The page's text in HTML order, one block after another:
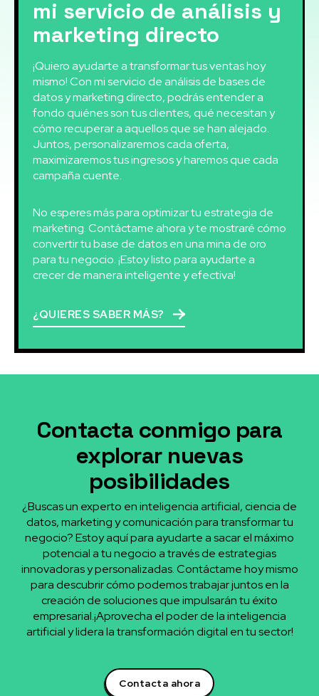
mi servicio de análisis y
marketing directo
¡Quiero ayudarte a transformar tus ventas hoy
mismo! Con mi servicio de análisis de bases de
datos y marketing directo, podrás entender a
fondo quiénes son tus clientes, qué necesitan y
cómo recuperar a aquellos que se han alejado.
Juntos, personalizaremos cada oferta,
maximizaremos tus ingresos y haremos que cada
campaña cuente.
No esperes más para optimizar tu estrategia de
marketing. Contáctame ahora y te mostraré cómo
convertir tu base de datos en una mina de oro
para tu negocio. ¡Estoy listo para ayudarte a
crecer de manera inteligente y efectiva!
¿QUIERES SABER MÁS?
Contacta conmigo para
explorar nuevas
posibilidades
¿Buscas un experto en inteligencia artificial, ciencia de
datos, marketing y comunicación para transformar tu
negocio? Estoy aquí para ayudarte a sacar el máximo
potencial a tu negocio a través de estrategias
innovadoras y personalizadas. Contáctame hoy mismo
para descubrir cómo podemos trabajar juntos en la
creación de soluciones que impulsarán tu éxito
empresarial.¡Aprovecha el poder de la inteligencia
artificial y lidera la transformación digital en tu sector!
Contacta ahora